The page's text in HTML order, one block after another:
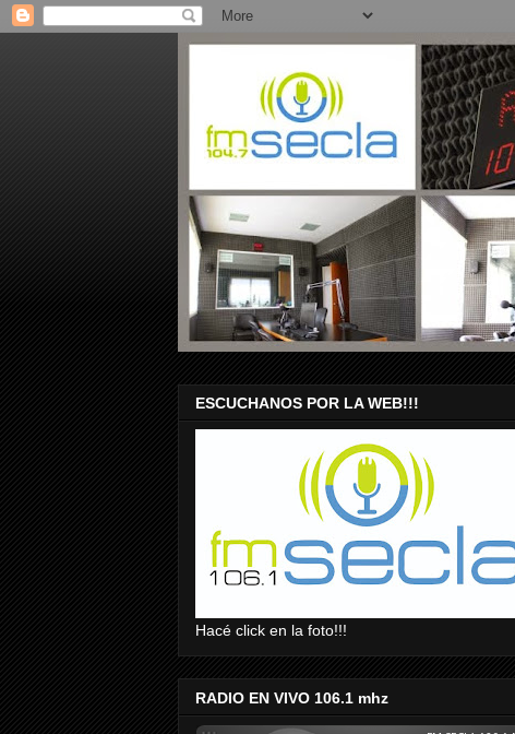
ESCUCHANOS POR LA WEB!!!
Hacé click en la foto!!!
RADIO EN VIVO 106.1 mhz